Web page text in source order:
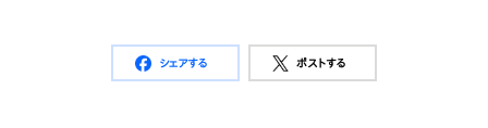
シェアする ポストする